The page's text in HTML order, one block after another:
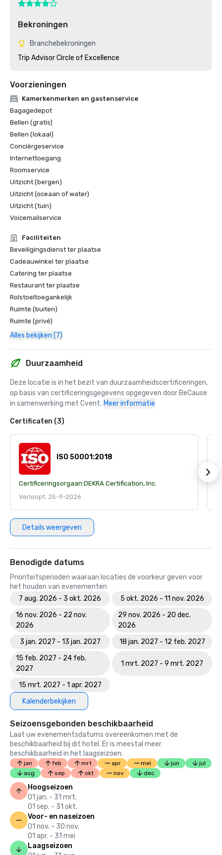
Bekroningen
Branchebekroningen
Trip Advisor Circle of Excellence
Voorzieningen
Kamerkenmerken en gastenservice
Bagagedepot
Bellen (gratis)
Bellen (lokaal)
Conciërgeservice
Internettoegang
Roomservice
Uitzicht (bergen)
Uitzicht (oceaan of water)
Uitzicht (tuin)
Voicemailservice
Faciliteiten
Beveiligingsdienst ter plaatse
Cadeauwinkel ter plaatse
Catering ter plaatse
Restaurant ter plaatse
Rolstoeltoegankelijk
Ruimte (buiten)
Ruimte (privé)
Alles bekijken (7)
Duurzaamheid
Deze locatie is in het bezit van duurzaamheidscertificeringen,
op basis van certificeringsgegevens opgegeven door BeCause
in samenwerking met Cvent. Meer informatie
Certificaten (3)
ISO 50001:2018
Certificeringsorgaan:DEKRA Certification, Inc.
Verloopt: 25-9-2026
Details weergeven
Benodigde datums
Prioriteitsperioden waaraan locaties de voorkeur geven voor
het houden van evenementen
7 aug. 2026 - 3 okt. 2026
5 okt. 2026 - 11 nov. 2026
16 nov. 2026 - 22 nov.
2026
29 nov. 2026 - 20 dec.
2026
3 jan. 2027 - 13 jan. 2027
18 jan. 2027 - 12 feb. 2027
15 feb. 2027 - 24 feb.
2027
1 mrt. 2027 - 9 mrt. 2027
15 mrt. 2027 - 1 apr. 2027
Kalenderbekijken
Seizoensgebonden beschikbaarheid
Laat uw evenementsdatums overeenkomen met de
beschikbaarheid bij dit hotel. Er is meestal meer
beschikbaarheid in het laagseizoen.
jan feb mrt apr mei jun
jul
aug
sep okt nov dec
Hoogseizoen
01 jan. - 31 mrt.
01 sep. - 31 okt.
Voor- en naseizoen
01 nov. - 30 nov.
01 apr. - 31 mei
Laagseizoen